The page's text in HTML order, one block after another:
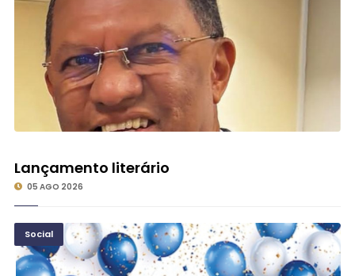
Lançamento literário
05 AGO 2026
Social